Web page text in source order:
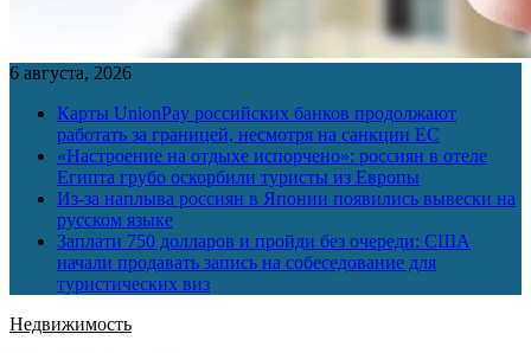
6 августа, 2026
Карты UnionPay российских банков продолжают
работать за границей, несмотря на санкции ЕС
«Настроение на отдыхе испорчено»: россиян в отеле
Египта грубо оскорбили туристы из Европы
Из-за наплыва россиян в Японии появились вывески на
русском языке
Заплати 750 долларов и пройди без очереди: США
начали продавать запись на собеседование для
туристических виз
Недвижимость